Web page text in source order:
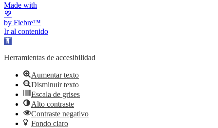
Made with
💜
by Fiebre™
Ir al contenido
Abrir barra de herramientas
Herramientas de accesibilidad
Aumentar texto
Disminuir texto
Escala de grises
Alto contraste
Contraste negativo
Fondo claro